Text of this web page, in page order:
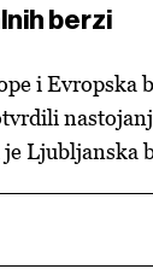
berzi
i Evropska
Ljubljanska